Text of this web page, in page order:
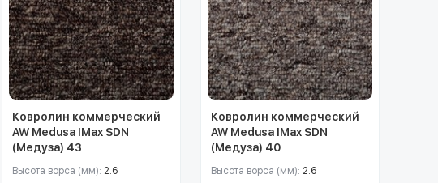
Ковролин коммерческий
AW Medusa IMax SDN
(Медуза) 43
Высота ворса (мм): 2.6
Ковролин коммерческий
AW Medusa IMax SDN
(Медуза) 40
Высота ворса (мм): 2.6